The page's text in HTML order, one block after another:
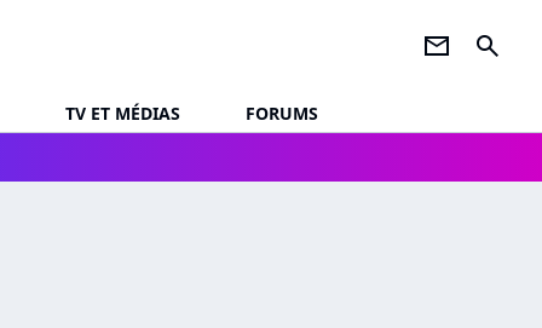
newsletter search
TV ET MÉDIAS FORUMS